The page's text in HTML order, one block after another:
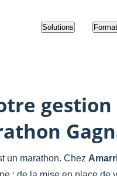
Solutions
gestion
un marathon. Chez